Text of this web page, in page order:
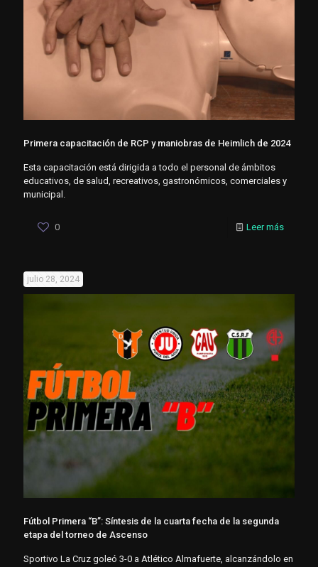
Primera capacitación de RCP y maniobras de Heimlich de 2024
Esta capacitación está dirigida a todo el personal de ámbitos
educativos, de salud, recreativos, gastronómicos, comerciales y
municipal.
0 Leer más
julio 28, 2024
Fútbol Primera “B”: Síntesis de la cuarta fecha de la segunda
etapa del torneo de Ascenso
Sportivo La Cruz goleó 3-0 a Atlético Almafuerte, alcanzándolo en